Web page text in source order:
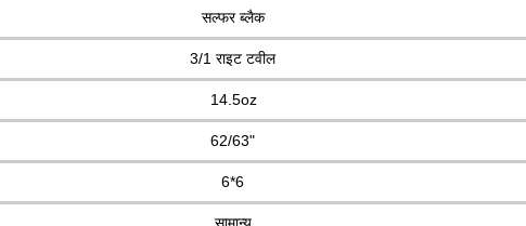
सल्फर ब्लैक
3/1 राइट टवील
14.5oz
62/63"
6*6
सामान्य